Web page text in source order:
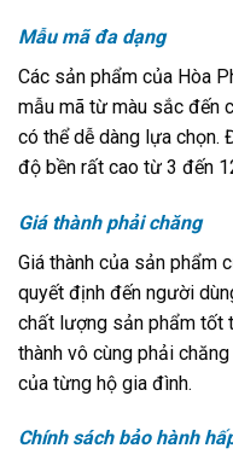
Mẫu mã đa dạng
Các sản phẩm của Hòa
mẫu mã từ màu sắc đến
có thể dễ dàng lựa chọn.
độ bền rất cao từ 3 đến
Giá thành phải chăng
Giá thành của sản phẩm
quyết định đến người
chất lượng sản phẩm tốt
thành vô cùng phải
của từng hộ gia đình.
Chính sách bảo hành